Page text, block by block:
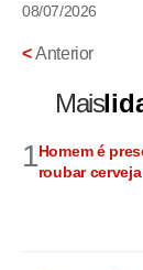
08/07/2026
<Anterior
Mais
1Homem é
roubar